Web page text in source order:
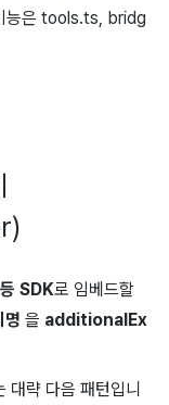
능은 tools.ts, bridg
등 SDK로 임베드할
을 additionalEx
대략 다음 패턴입니